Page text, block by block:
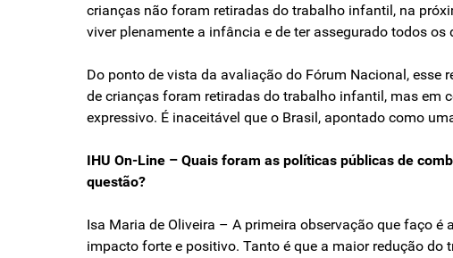
crianças não foram retiradas do trabalho infantil, na
viver plenamente a infância e de ter assegurado todos
Do ponto de vista da avaliação do Fórum Nacional,
de crianças foram retiradas do trabalho infantil, mas em
expressivo. É inaceitável que o Brasil, apontado como
IHU On-Line – Quais foram as políticas públicas de
questão?
Isa Maria de Oliveira – A primeira observação que faço
impacto forte e positivo. Tanto é que a maior redução